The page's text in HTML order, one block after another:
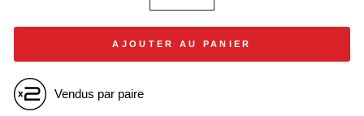
AJOUTER AU PANIER
Vendus par paire